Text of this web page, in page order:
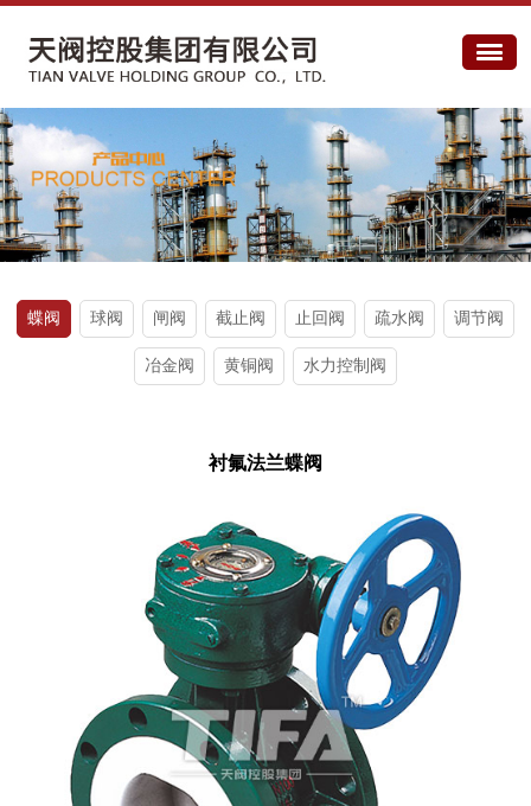
蝶阀 球阀 闸阀 截止阀 止回阀 疏水阀 调节阀
冶金阀 黄铜阀 水力控制阀
衬氟法兰蝶阀